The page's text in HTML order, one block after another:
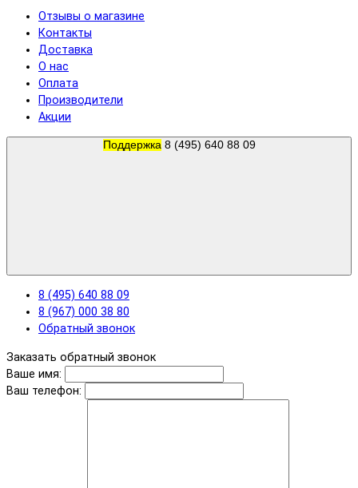
Отзывы о магазине
Контакты
Доставка
О нас
Оплата
Производители
Акции
Поддержка 8 (495) 640 88 09
8 (495) 640 88 09
8 (967) 000 38 80
Обратный звонок
Заказать обратный звонок
Ваше имя:
Ваш телефон: